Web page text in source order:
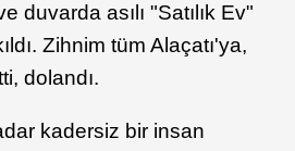
duvarda asılı "Satılık Ev"
Zihnim tüm Alaçatı'ya,
dolandı.
kadersiz bir insan